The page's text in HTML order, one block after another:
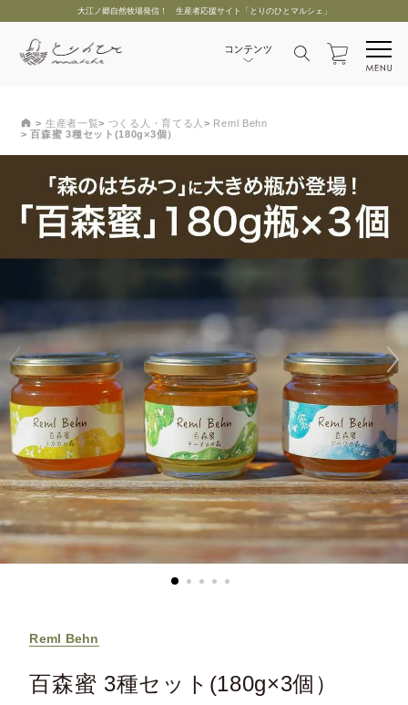
大江ノ郷自然牧場発信！ 生産者応援サイト「とりのひとマルシェ」
生産者一覧 つくる人・育てる人
Reml Behn
百森蜜 3種セット(180g×3個）
Reml Behn
百森蜜 3種セット(180g×3個）